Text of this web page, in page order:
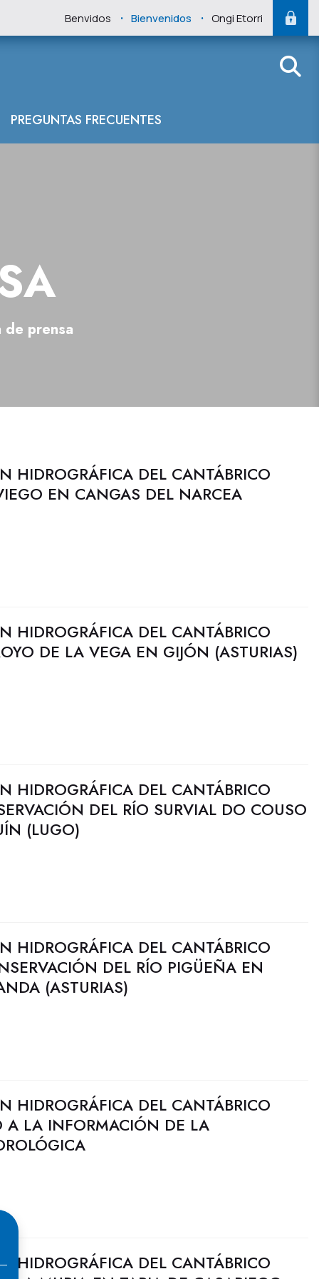
Benvidos . Bienvenidos . Ongi Etorri
PREGUNTAS FRECUENTES
de prensa
HIDROGRÁFICA DEL CANTÁBRICO
EN CANGAS DEL NARCEA
HIDROGRÁFICA DEL CANTÁBRICO
DE LA VEGA EN GIJÓN (ASTURIAS)
HIDROGRÁFICA DEL CANTÁBRICO
DEL RÍO SURVIAL DO COUSO
(LUGO)
HIDROGRÁFICA DEL CANTÁBRICO
DEL RÍO PIGÜEÑA EN
(ASTURIAS)
HIDROGRÁFICA DEL CANTÁBRICO
A LA INFORMACIÓN DE LA
HIDROGRÁFICA DEL CANTÁBRICO